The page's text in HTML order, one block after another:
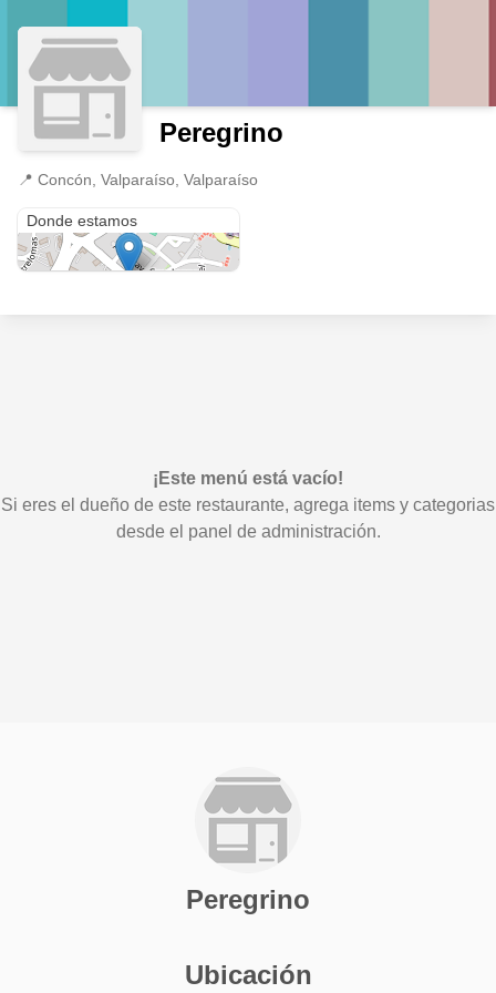
Peregrino
📍 Concón, Valparaíso, Valparaíso
Donde estamos
¡Este menú está vacío!
Si eres el dueño de este restaurante, agrega items y categorias
desde el panel de administración.
Peregrino
Ubicación